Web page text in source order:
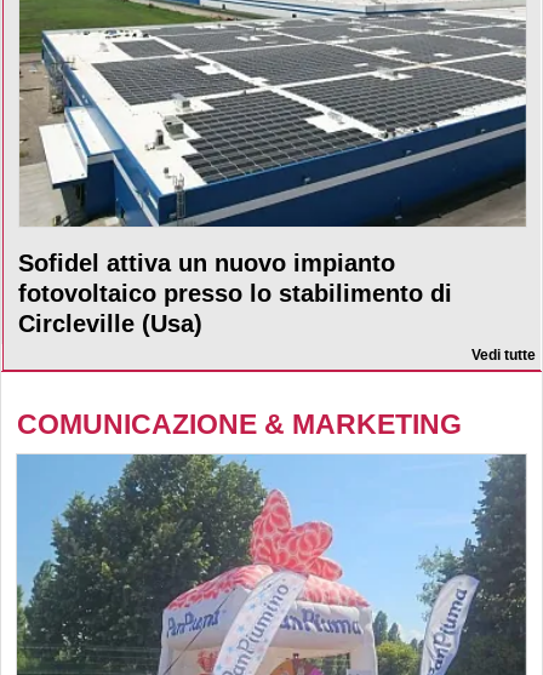
Sofidel attiva un nuovo impianto
fotovoltaico presso lo stabilimento di
Circleville (Usa)
Vedi tutte
COMUNICAZIONE & MARKETING